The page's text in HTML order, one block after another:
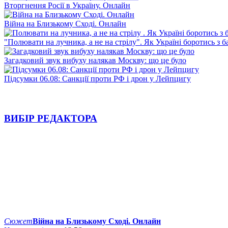
Вторгнення Росії в Україну. Онлайн
Війна на Близькому Сході. Онлайн
"Полювати на лучника, а не на стрілу". Як Україні боротись з
Загадковий звук вибуху налякав Москву: що це було
Підсумки 06.08: Санкції проти РФ і дрон у Лейпцигу
ВИБІР РЕДАКТОРА
СюжетВійна на Близькому Сході. Онлайн